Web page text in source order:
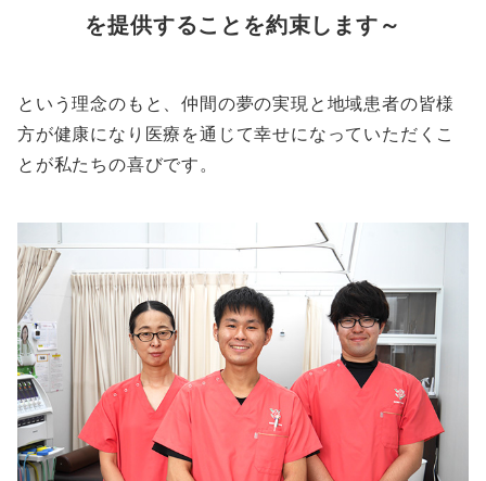
を提供することを約束します～
という理念のもと、仲間の夢の実現と地域患者の皆様
方が健康になり医療を通じて幸せになっていただくこ
とが私たちの喜びです。